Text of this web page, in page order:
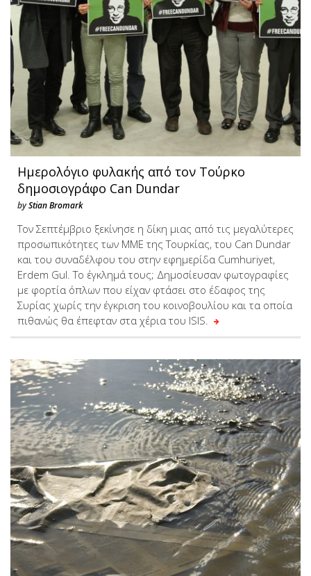
Ημερολόγιο φυλακής από τον Τούρκο
δημοσιογράφο Can Dundar
byStian Bromark
Τον Σεπτέμβριο ξεκίνησε η δίκη μιας από τις μεγαλύτερες
προσωπικότητες των ΜΜΕ της Τουρκίας, του Can Dundar
και του συναδέλφου του στην εφημερίδα Cumhuriyet,
Erdem Gul. Το έγκλημά τους; Δημοσίευσαν φωτογραφίες
με φορτία όπλων που είχαν φτάσει στο έδαφος της
Συρίας χωρίς την έγκριση του κοινοβουλίου και τα οποία
πιθανώς θα έπεφταν στα χέρια του ISIS.